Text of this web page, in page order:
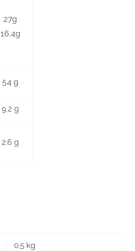
27g
16,4g
54 g
9,2 g
2,6 g
0,5 kg